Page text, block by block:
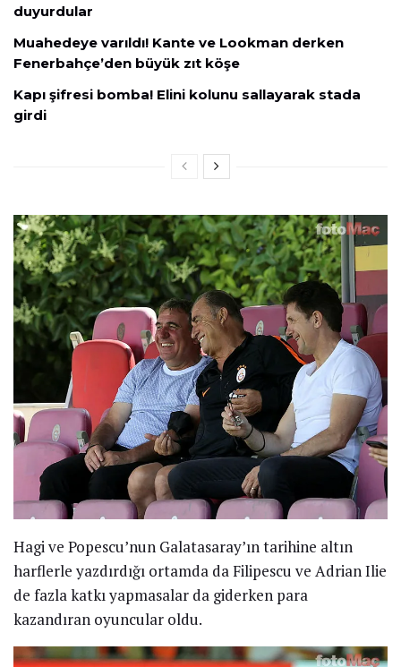
duyurdular
Muahedeye varıldı! Kante ve Lookman derken
Fenerbahçe’den büyük zıt köşe
Kapı şifresi bomba! Elini kolunu sallayarak stada
girdi
Hagi ve Popescu’nun Galatasaray’ın tarihine altın
harflerle yazdırdığı ortamda da Filipescu ve Adrian Ilie
de fazla katkı yapmasalar da giderken para
kazandıran oyuncular oldu.